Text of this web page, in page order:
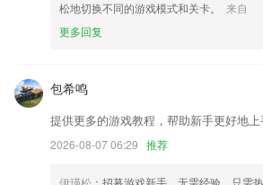
部分界面细节优化
联系我们
以上就是pg网络赌钱app最新版的介绍，如果您
应用商店进行打分评论，说出您的使用经历，以
松地切换不同的游戏模式和关卡。
来自
更多回复
包希鸣
提供更多的游戏教程，帮助新手更好地上
2026-08-07 06:29 推荐
伊瑾松 ：招募游戏新手，无需经验，只需